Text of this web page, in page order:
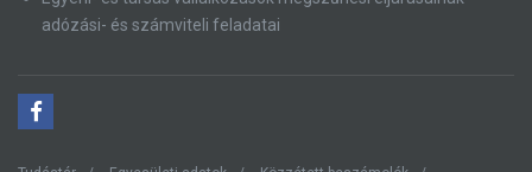
adózási- és számviteli feladatai